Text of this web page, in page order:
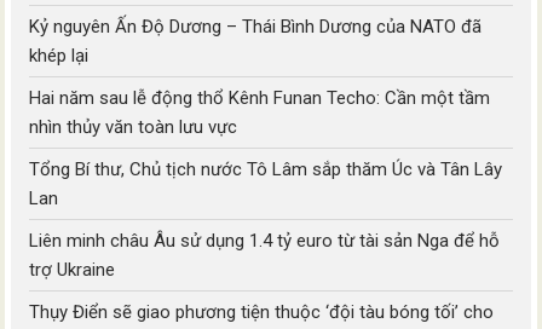
Kỷ nguyên Ấn Độ Dương – Thái Bình Dương của NATO đã
khép lại
Hai năm sau lễ động thổ Kênh Funan Techo: Cần một tầm
nhìn thủy văn toàn lưu vực
Tổng Bí thư, Chủ tịch nước Tô Lâm sắp thăm Úc và Tân Lây
Lan
Liên minh châu Âu sử dụng 1.4 tỷ euro từ tài sản Nga để hỗ
trợ Ukraine
Thụy Điển sẽ giao phương tiện thuộc ‘đội tàu bóng tối’ cho